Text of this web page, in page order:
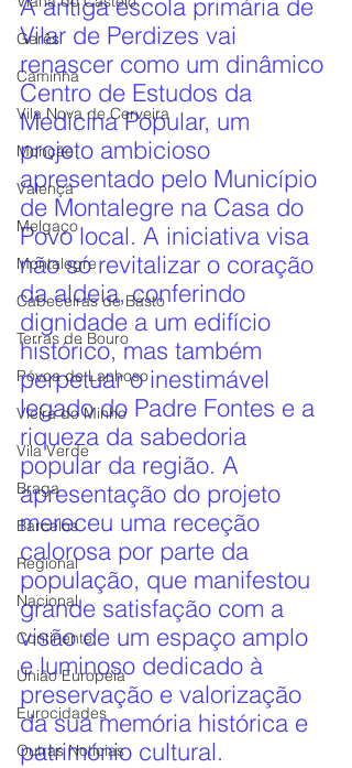
Gerês
Caminha
Vila Nova de Cerveira
Monção
Valença
Melgaço
Montalegre
Cabeceiras de Basto
Terras de Bouro
Póvoa de Lanhoso
Vieira do Minho
Vila Verde
Braga
Barcelos
Regional
Nacional
Continente
União Europeia
Eurocidades
Outras Notícias
A antiga escola primária de
Vilar de Perdizes vai
renascer como um dinâmico
Centro de Estudos da
Medicina Popular, um
projeto ambicioso
apresentado pelo Município
de Montalegre na Casa do
Povo local. A iniciativa visa
não só revitalizar o coração
da aldeia, conferindo
dignidade a um edifício
histórico, mas também
perpetuar o inestimável
legado do Padre Fontes e a
riqueza da sabedoria
popular da região. A
apresentação do projeto
mereceu uma receção
calorosa por parte da
população, que manifestou
grande satisfação com a
visão de um espaço amplo
e luminoso dedicado à
preservação e valorização
da sua memória histórica e
património cultural.